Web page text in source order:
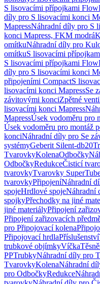
S lisovacími přípojkami
díly pro S lisovacími konci
MapressNáhradní díly pro S
konci Mapress, FKM modrá
omítkuNáhradní díly pro
omítkuS lisovacími
S lisovacími přípojkami
díly pro S lisovacími konci
připojeními CompactS
lisovacími konci MapressSe
závitovými konciZpětné
lisovacími konci Mapress
MapressÚsek vodoměru pro
Úsek vodoměru pro montáž
konciNáhradní díly pro Se
systémyGeberit Silent-db20
TvarovkyKolenaOdbočky
OdbočkyRedukceČisticí
tvarovkyTvarovky
tvarovkyPřipojeníNáhradní
spojeHrdlové spojeNáhradní
spojkyPřechodky na jiné
jiné materiályPřipojení
Připojení zařizovacích
pro Připojovací kolena
Připojovací hrdlaPříslušenství
trubkové objímkyVíčka
PPTrubkyNáhradní díly pro
TvarovkyKolenaNáhradní
pro OdbočkyRedukce